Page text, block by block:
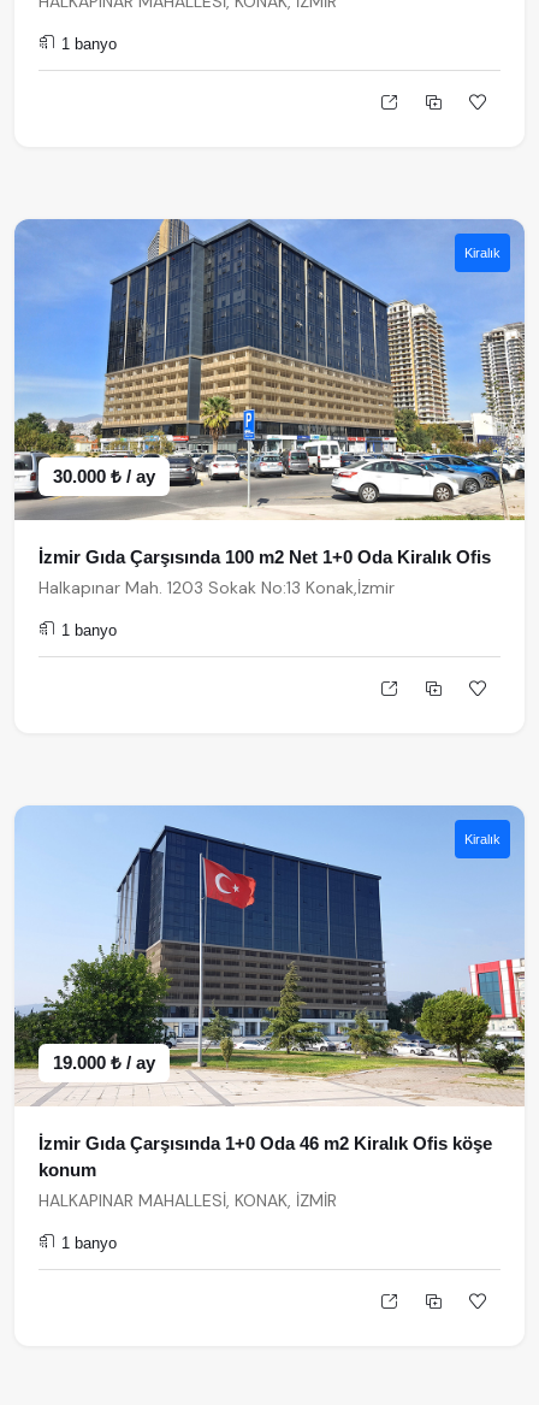
1 banyo
Kiralık
30.000 ₺ / ay
İzmir Gıda Çarşısında 100 m2 Net 1+0 Oda Kiralık Ofis
Halkapınar Mah. 1203 Sokak No:13 Konak,İzmir
1 banyo
Kiralık
19.000 ₺ / ay
İzmir Gıda Çarşısında 1+0 Oda 46 m2 Kiralık Ofis köşe
konum
HALKAPINAR MAHALLESİ, KONAK, İZMİR
1 banyo